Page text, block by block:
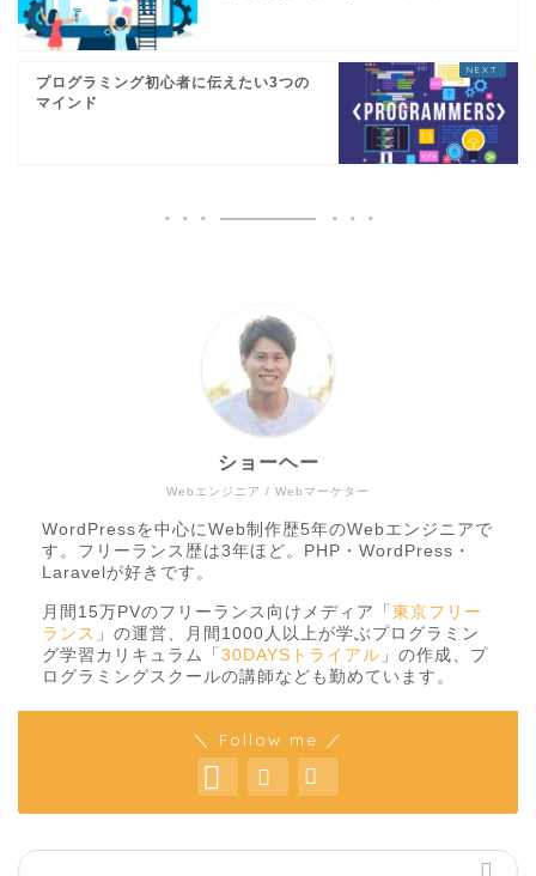
プログラミング初心者に伝えたい3つの
マインド
Webエンジニア / Webマーケター
ショーヘー
WordPressを中心にWeb制作歴5年のWebエンジニアで
す。フリーランス歴は3年ほど。PHP・WordPress・
Laravelが好きです。
月間15万PVのフリーランス向けメディア「 東京フリー
ランス 」の運営、月間1000人以上が学ぶプログラミン
グ学習カリキュラム「 30DAYSトライアル 」の作成、プ
ログラミングスクールの講師なども勤めています。
＼ Follow me ／